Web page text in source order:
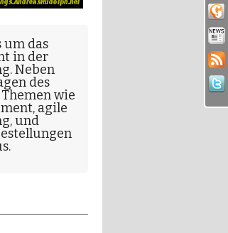
um das
in der
. Neben
des
wie
, agile
, und